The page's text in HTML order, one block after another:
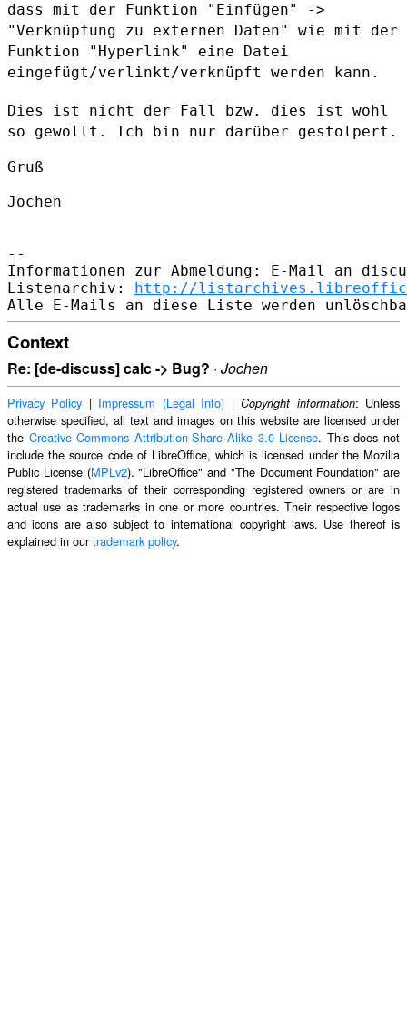
dass mit der Funktion "Einfügen" ->
"Verknüpfung zu externen Daten" wie mit der
Funktion "Hyperlink" eine Datei
eingefügt/verlinkt/verknüpft werden kann.
Dies ist nicht der Fall bzw. dies ist wohl
so gewollt. Ich bin nur darüber gestolpert.
Gruß
Jochen
--
Informationen zur Abmeldung: E-Mail an
Listenarchiv: http://
Context
Re: [de-discuss] calc -> Bug? · Jochen
Privacy Policy | Impressum (Legal Info) |Copyright information: Unless
otherwise specified, all text and images on this website are licensed under
the Creative Commons Attribution-Share Alike 3.0 License. This does not
include the source code of LibreOffice, which is licensed under the Mozilla
Public License (MPLv2). "LibreOffice" and "The Document Foundation" are
registered trademarks of their corresponding registered owners or are in
actual use as trademarks in one or more countries. Their respective logos
and icons are also subject to international copyright laws. Use thereof is
explained in ourtrademark policy.